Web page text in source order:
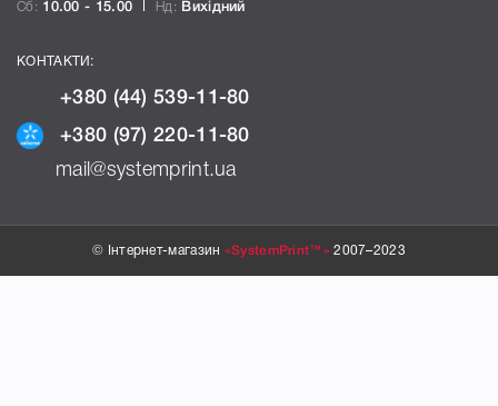
Сб: 10.00 - 15.00 Нд: Вихідний
КОНТАКТИ:
+380 (44) 539-11-80
+380 (97) 220-11-80
mail@systemprint.ua
© Інтернет-магазин «SystemPrint™» 2007–2023